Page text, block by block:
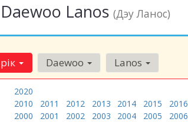
Lanos (Дэу Ланос)
2020
2010 2011 2012 2013 2014 2015 2016
2000 2001 2002 2003 2004 2005 2006
Daewoo Lanos